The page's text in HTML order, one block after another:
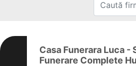
Casa Funerara Luca -
Funerare Complete